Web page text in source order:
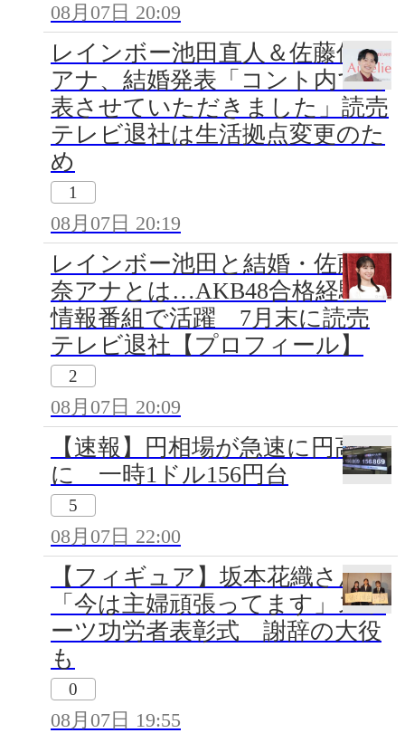
08月07日 20:09
レインボー池田直人＆佐藤佳奈
アナ、結婚発表「コント内で発
表させていただきました」読売
テレビ退社は生活拠点変更のた
め
1
08月07日 20:19
レインボー池田と結婚・佐藤佳
奈アナとは…AKB48合格経験、
情報番組で活躍 7月末に読売
テレビ退社【プロフィール】
2
08月07日 20:09
【速報】円相場が急速に円高
に 一時1ドル156円台
5
08月07日 22:00
【フィギュア】坂本花織さん
「今は主婦頑張ってます」スポ
ーツ功労者表彰式 謝辞の大役
も
0
08月07日 19:55